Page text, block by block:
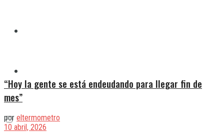
“Hoy la gente se está endeudando para llegar fin de
mes”
por eltermometro
10 abril, 2026